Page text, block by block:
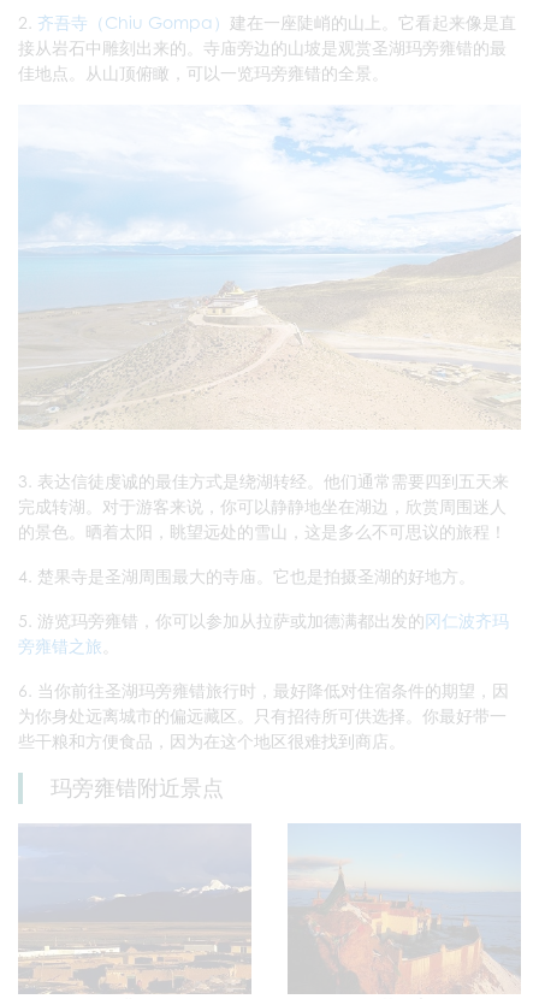
2. 齐吾寺（Chiu Gompa） 建在一座陡峭的山上。它看起来像是直
接从岩石中雕刻出来的。寺庙旁边的山坡是观赏圣湖玛旁雍错的最
佳地点。从山顶俯瞰，可以一览玛旁雍错的全景。
3. 表达信徒虔诚的最佳方式是绕湖转经。他们通常需要四到五天来
完成转湖。对于游客来说，你可以静静地坐在湖边，欣赏周围迷人
的景色。晒着太阳，眺望远处的雪山，这是多么不可思议的旅程！
4. 楚果寺是圣湖周围最大的寺庙。它也是拍摄圣湖的好地方。
5. 游览玛旁雍错，你可以参加从拉萨或加德满都出发的冈仁波齐玛
旁雍错之旅
6. 当你前往圣湖玛旁雍错旅行时，最好降低对住宿条件的期望，因
为你身处远离城市的偏远藏区。只有招待所可供选择。你最好带一
些干粮和方便食品，因为在这个地区很难找到商店。
玛旁雍错附近景点